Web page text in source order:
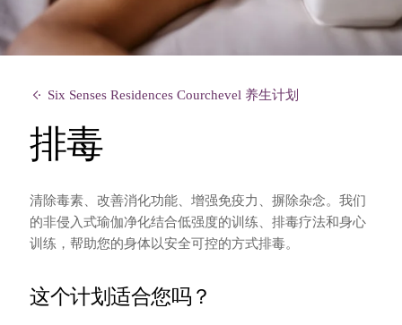
Six Senses Residences Courchevel 养生计划
排毒
清除毒素、改善消化功能、增强免疫力、摒除杂念。我们
的非侵入式瑜伽净化结合低强度的训练、排毒疗法和身心
训练，帮助您的身体以安全可控的方式排毒。
这个计划适合您吗？